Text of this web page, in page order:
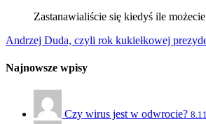
Zastanawialiście się kiedyś ile
Andrzej Duda, czyli rok kukiełkowej
Najnowsze wpisy
Czy wirus jest w odwrocie?